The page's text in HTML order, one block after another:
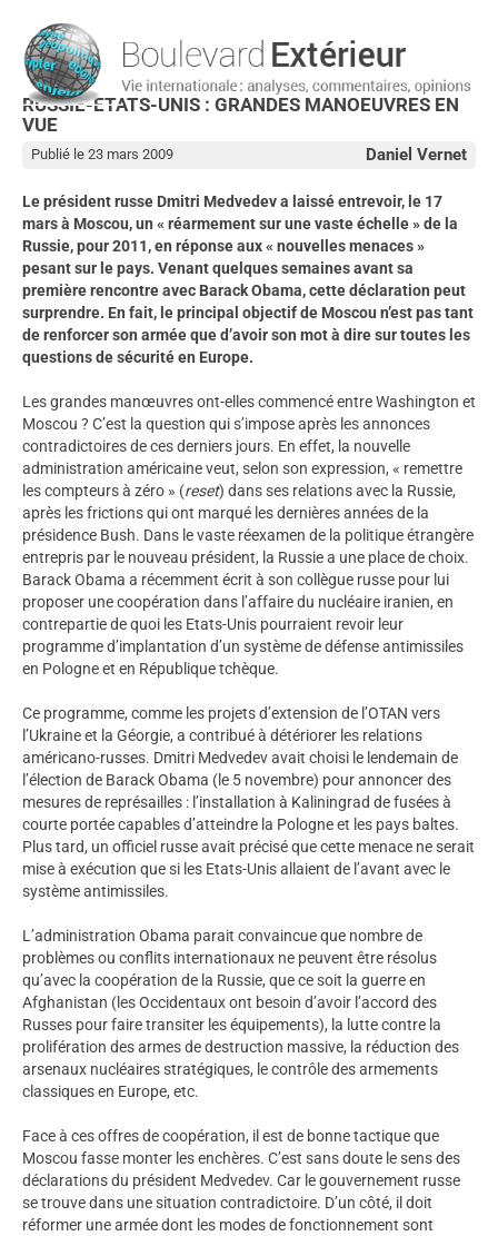
RUSSIE-ETATS-UNIS : GRANDES MANOEUVRES EN
VUE
Daniel Vernet
Publié le 23 mars 2009
Le président russe Dmitri Medvedev a laissé entrevoir, le 17
mars à Moscou, un « réarmement sur une vaste échelle » de la
Russie, pour 2011, en réponse aux « nouvelles menaces »
pesant sur le pays. Venant quelques semaines avant sa
première rencontre avec Barack Obama, cette déclaration peut
surprendre. En fait, le principal objectif de Moscou n’est pas tant
de renforcer son armée que d’avoir son mot à dire sur toutes les
questions de sécurité en Europe.
Les grandes manœuvres ont-elles commencé entre Washington et
Moscou ? C’est la question qui s’impose après les annonces
contradictoires de ces derniers jours. En effet, la nouvelle
administration américaine veut, selon son expression, « remettre
les compteurs à zéro » (reset) dans ses relations avec la Russie,
après les frictions qui ont marqué les dernières années de la
présidence Bush. Dans le vaste réexamen de la politique étrangère
entrepris par le nouveau président, la Russie a une place de choix.
Barack Obama a récemment écrit à son collègue russe pour lui
proposer une coopération dans l’affaire du nucléaire iranien, en
contrepartie de quoi les Etats-Unis pourraient revoir leur
programme d’implantation d’un système de défense antimissiles
en Pologne et en République tchèque.
Ce programme, comme les projets d’extension de l’OTAN vers
l’Ukraine et la Géorgie, a contribué à détériorer les relations
américano-russes. Dmitri Medvedev avait choisi le lendemain de
l’élection de Barack Obama (le 5 novembre) pour annoncer des
mesures de représailles : l’installation à Kaliningrad de fusées à
courte portée capables d’atteindre la Pologne et les pays baltes.
Plus tard, un officiel russe avait précisé que cette menace ne serait
mise à exécution que si les Etats-Unis allaient de l’avant avec le
système antimissiles.
L’administration Obama parait convaincue que nombre de
problèmes ou conflits internationaux ne peuvent être résolus
qu’avec la coopération de la Russie, que ce soit la guerre en
Afghanistan (les Occidentaux ont besoin d’avoir l’accord des
Russes pour faire transiter les équipements), la lutte contre la
prolifération des armes de destruction massive, la réduction des
arsenaux nucléaires stratégiques, le contrôle des armements
classiques en Europe, etc.
Face à ces offres de coopération, il est de bonne tactique que
Moscou fasse monter les enchères. C’est sans doute le sens des
déclarations du président Medvedev. Car le gouvernement russe
se trouve dans une situation contradictoire. D’un côté, il doit
réformer une armée dont les modes de fonctionnement sont